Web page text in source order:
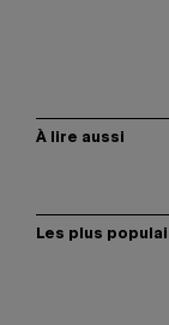
À lire aussi
Les plus